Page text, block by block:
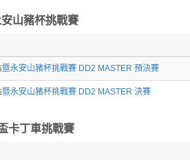
山豬杯挑戰賽
永安山豬杯挑戰賽 DD2 MASTER 預決賽
永安山豬杯挑戰賽 DD2 MASTER 決賽
卡丁車挑戰賽